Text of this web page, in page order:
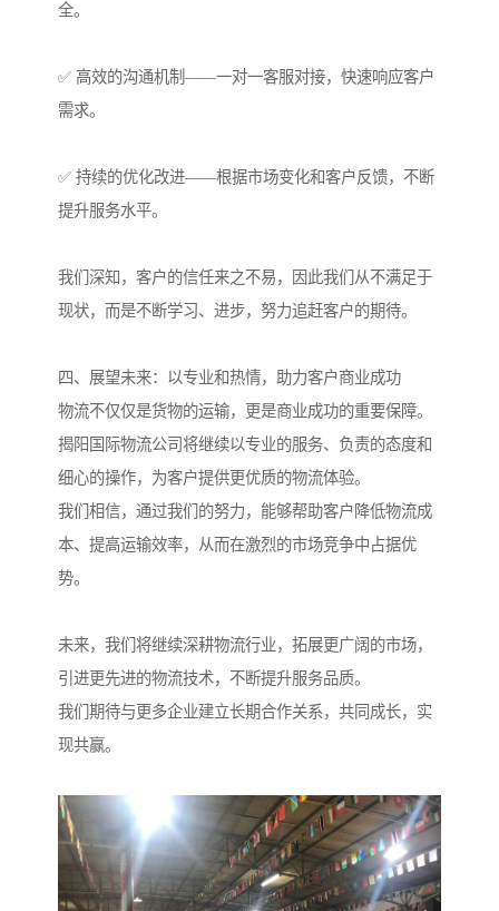
全。
✅ 高效的沟通机制——一对一客服对接，快速响应客户
需求。
✅ 持续的优化改进——根据市场变化和客户反馈，不断
提升服务水平。
我们深知，客户的信任来之不易，因此我们从不满足于
现状，而是不断学习、进步，努力追赶客户的期待。
四、展望未来：以专业和热情，助力客户商业成功
物流不仅仅是货物的运输，更是商业成功的重要保障。
揭阳国际物流公司将继续以专业的服务、负责的态度和
细心的操作，为客户提供更优质的物流体验。
我们相信，通过我们的努力，能够帮助客户降低物流成
本、提高运输效率，从而在激烈的市场竞争中占据优
势。
未来，我们将继续深耕物流行业，拓展更广阔的市场，
引进更先进的物流技术，不断提升服务品质。
我们期待与更多企业建立长期合作关系，共同成长，实
现共赢。